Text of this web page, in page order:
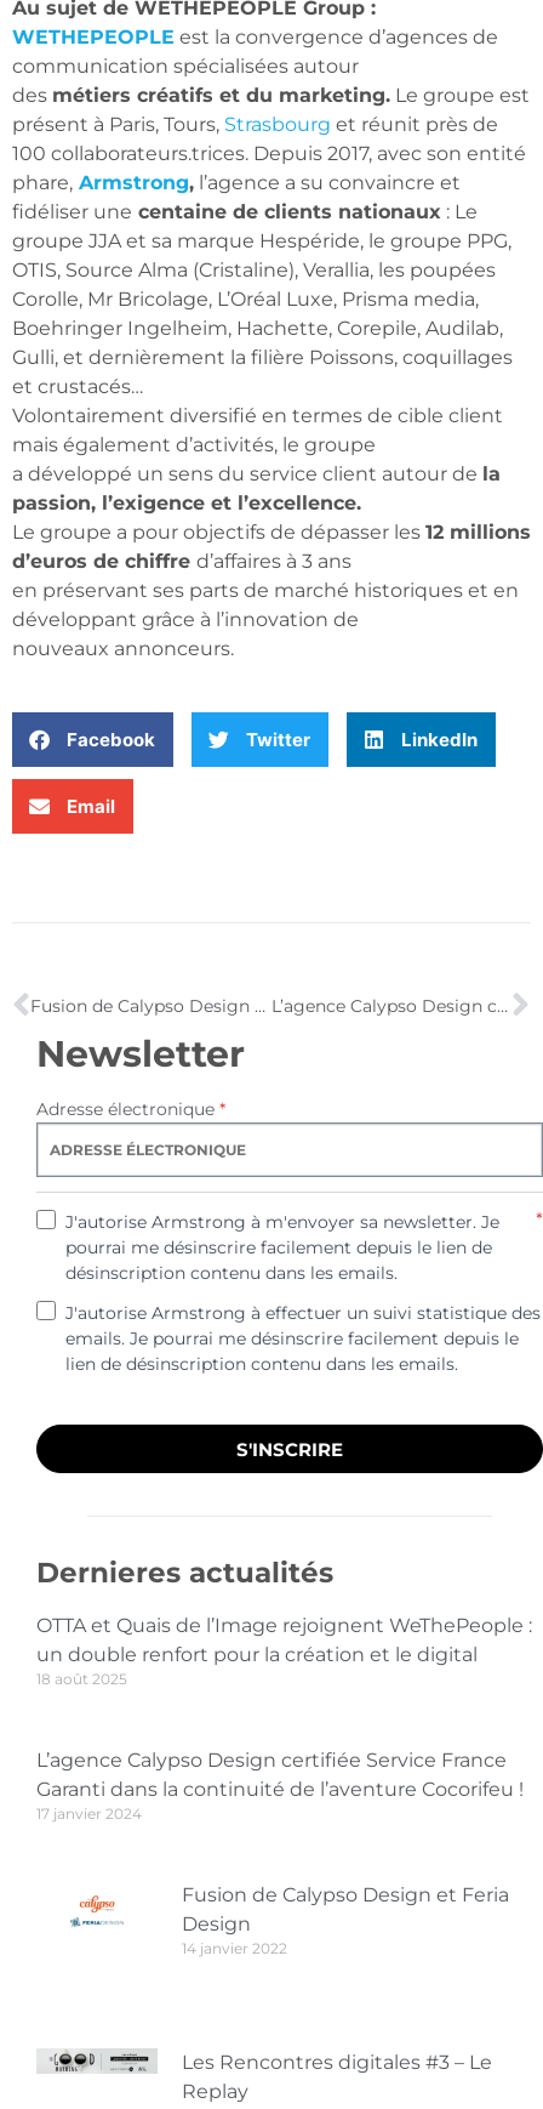
Au sujet de WETHEPEOPLE Group :
WETHEPEOPLE est la convergence d’agences de
communication spécialisées autour
des métiers créatifs et du marketing. Le groupe est
présent à Paris, Tours, Strasbourg et réunit près de
100 collaborateurs.trices. Depuis 2017, avec son entité
phare, Armstrong, l’agence a su convaincre et
fidéliser une centaine de clients nationaux : Le
groupe JJA et sa marque Hespéride, le groupe PPG,
OTIS, Source Alma (Cristaline), Verallia, les poupées
Corolle, Mr Bricolage, L’Oréal Luxe, Prisma media,
Boehringer Ingelheim, Hachette, Corepile, Audilab,
Gulli, et dernièrement la filière Poissons, coquillages
et crustacés…
Volontairement diversifié en termes de cible client
mais également d’activités, le groupe
a développé un sens du service client autour de la
passion, l’exigence et l’excellence.
Le groupe a pour objectifs de dépasser les 12 millions
d’euros de chiffre d’affaires à 3 ans
en préservant ses parts de marché historiques et en
développant grâce à l’innovation de
nouveaux annonceurs.
Facebook Twitter LinkedIn
Email
Fusion de Calypso Design et Feria Design L’agence Calypso Design certifiée Service France Garanti dans la continuité de l’aventure Cocorifeu !
Newsletter
Adresse électronique *
J'autorise Armstrong à m'envoyer sa newsletter. Je
pourrai me désinscrire facilement depuis le lien de
désinscription contenu dans les emails.
*
J'autorise Armstrong à effectuer un suivi statistique des
emails. Je pourrai me désinscrire facilement depuis le
lien de désinscription contenu dans les emails.
S'INSCRIRE
Dernieres actualités
OTTA et Quais de l’Image rejoignent WeThePeople :
un double renfort pour la création et le digital
18 août 2025
L’agence Calypso Design certifiée Service France
Garanti dans la continuité de l’aventure Cocorifeu !
17 janvier 2024
Fusion de Calypso Design et Feria
Design
14 janvier 2022
Les Rencontres digitales #3 – Le
Replay